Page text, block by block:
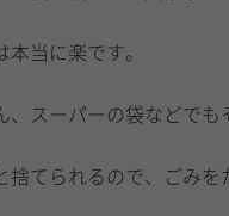
本当に楽です。
、スーパーの袋などでも
捨てられるので、ごみを